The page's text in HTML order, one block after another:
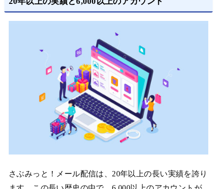
さぶみっと！メール配信は、20年以上の長い実績を誇り